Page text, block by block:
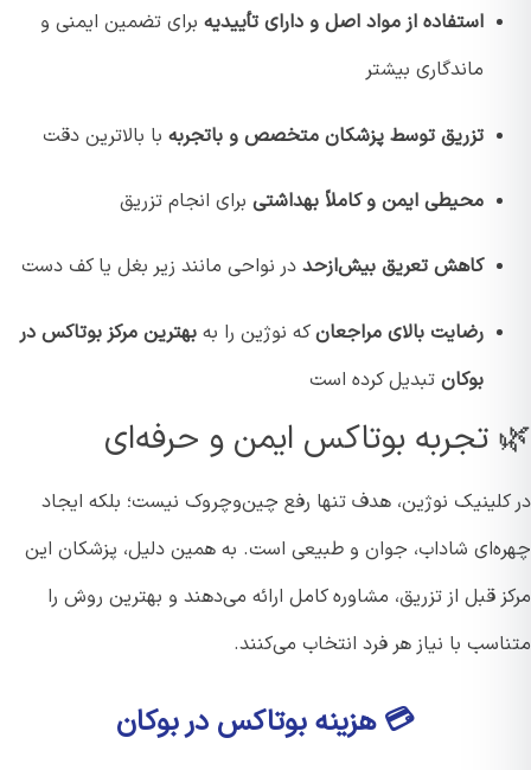
استفاده از مواد اصل و دارای تأییدیهبرای تضمین ایمنی و
ماندگاری بیشتر
تزریق توسط پزشکان متخصص و باتجربهبا بالاترین دقت
محیطی ایمن و کاملاً بهداشتیبرای انجام تزریق
کاهش تعریق بیش‌ازحددر نواحی مانند زیر بغل یا کف دست
رضایت بالای مراجعانکه نوژین را به بهترین مرکز بوتاکس در
بوکانتبدیل کرده است
تجربه بوتاکس ایمن و حرفه‌ای
نوژین، هدف تنها رفع چین‌وچروک نیست؛ بلکه ایجاد
شاداب، جوان و طبیعی است. به همین دلیل، پزشکان این
قبل از تزریق، مشاوره کامل ارائه می‌دهند و بهترین روش را
با نیاز هر فرد انتخاب می‌کنند.
💳 هزینه بوتاکس در بوکان